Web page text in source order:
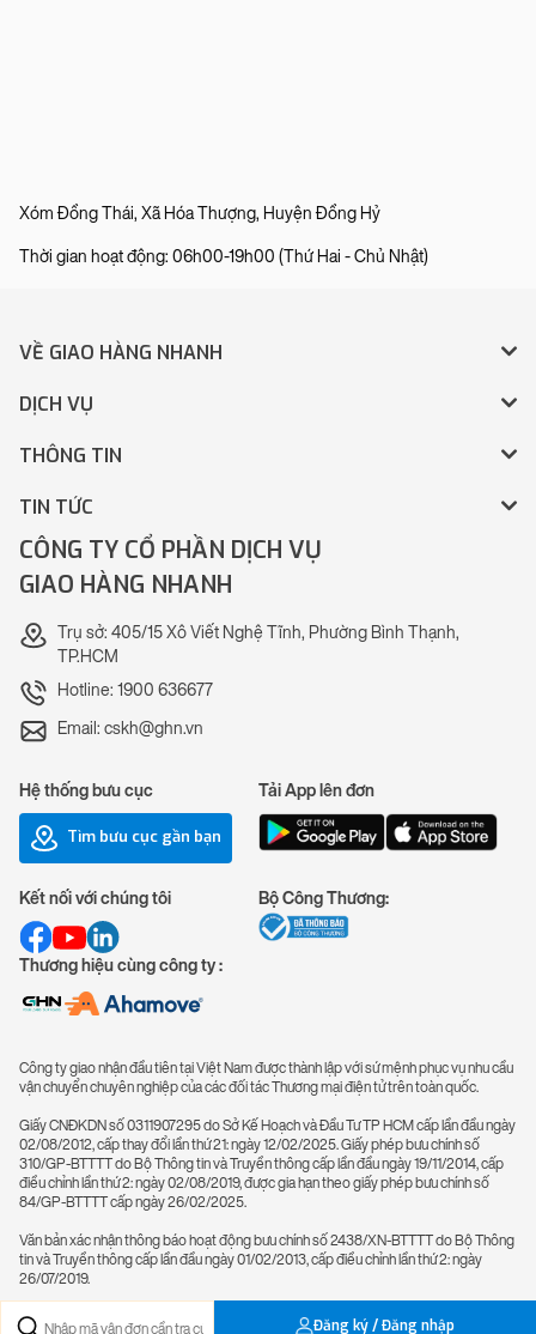
Xóm Đồng Thái, Xã Hóa Thượng, Huyện Đồng Hỷ
Thời gian hoạt động: 06h00-19h00 (Thứ Hai - Chủ Nhật)
VỀ GIAO HÀNG NHANH
DỊCH VỤ
THÔNG TIN
TIN TỨC
CÔNG TY CỔ PHẦN DỊCH VỤ
GIAO HÀNG NHANH
Trụ sở: 405/15 Xô Viết Nghệ Tĩnh, Phường Bình Thạnh,
TP.HCM
Hotline: 1900 636677
Email: cskh@ghn.vn
Hệ thống bưu cục
Tìm bưu cục gần bạn
Tải App lên đơn
Kết nối với chúng tôi
Thương hiệu cùng công ty :
Bộ Công Thương:
Công ty giao nhận đầu tiên tại Việt Nam được thành lập với sứ mệnh phục vụ nhu cầu
vận chuyển chuyên nghiệp của các đối tác Thương mại điện tử trên toàn quốc.
Giấy CNĐKDN số 0311907295 do Sở Kế Hoạch và Đầu Tư TP HCM cấp lần đầu ngày
02/08/2012, cấp thay đổi lần thứ 21: ngày 12/02/2025. Giấy phép bưu chính số
310/GP-BTTTT do Bộ Thông tin và Truyền thông cấp lần đầu ngày 19/11/2014, cấp
điều chỉnh lần thứ 2: ngày 02/08/2019, được gia hạn theo giấy phép bưu chính số
84/GP-BTTTT cấp ngày 26/02/2025.
Văn bản xác nhận thông báo hoạt động bưu chính số 2438/XN-BTTTT do Bộ Thông
tin và Truyền thông cấp lần đầu ngày 01/02/2013, cấp điều chỉnh lần thứ 2: ngày
26/07/2019.
Đăng ký / Đăng nhập